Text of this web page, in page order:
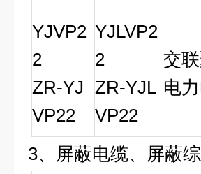
YJVP2
2
ZR-YJ
VP22
YJLVP2
2
ZR-YJL
VP22
交
电
3、 屏蔽电缆、 屏蔽